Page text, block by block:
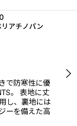
リアチノパン
で防寒性に優
。 表地に丈
し、裏地には
ーを備えた高